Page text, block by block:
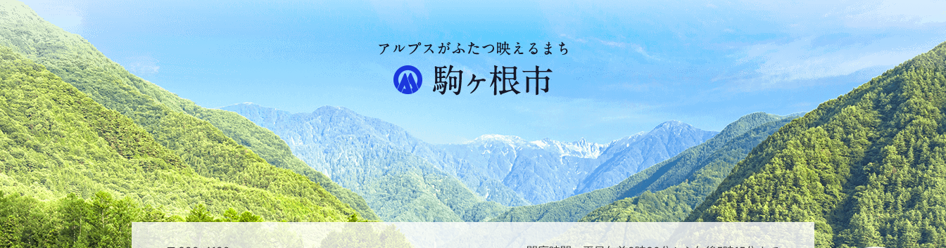
ア
ル
た
つ
映
え
る
ま
ち
駒
ヶ